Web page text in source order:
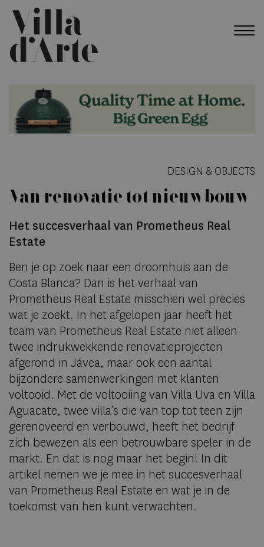
DESIGN & OBJECTS
Van renovatie tot nieuwbouw
Het succesverhaal van Prometheus Real
Estate
Ben je op zoek naar een droomhuis aan de
Costa Blanca? Dan is het verhaal van
Prometheus Real Estate misschien wel precies
wat je zoekt. In het afgelopen jaar heeft het
team van Prometheus Real Estate niet alleen
twee indrukwekkende renovatieprojecten
afgerond in Jávea, maar ook een aantal
bijzondere samenwerkingen met klanten
voltooid. Met de voltooiing van Villa Uva en Villa
Aguacate, twee villa’s die van top tot teen zijn
gerenoveerd en verbouwd, heeft het bedrijf
zich bewezen als een betrouwbare speler in de
markt. En dat is nog maar het begin! In dit
artikel nemen we je mee in het succesverhaal
van Prometheus Real Estate en wat je in de
toekomst van hen kunt verwachten.